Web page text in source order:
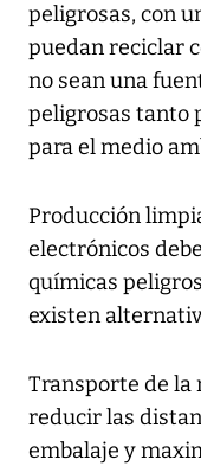
peligrosas, con
puedan reciclar
no sean una
peligrosas tanto
para el medio
Producción
electrónicos
químicas
existen
Transporte de la
reducir las
embalaje y